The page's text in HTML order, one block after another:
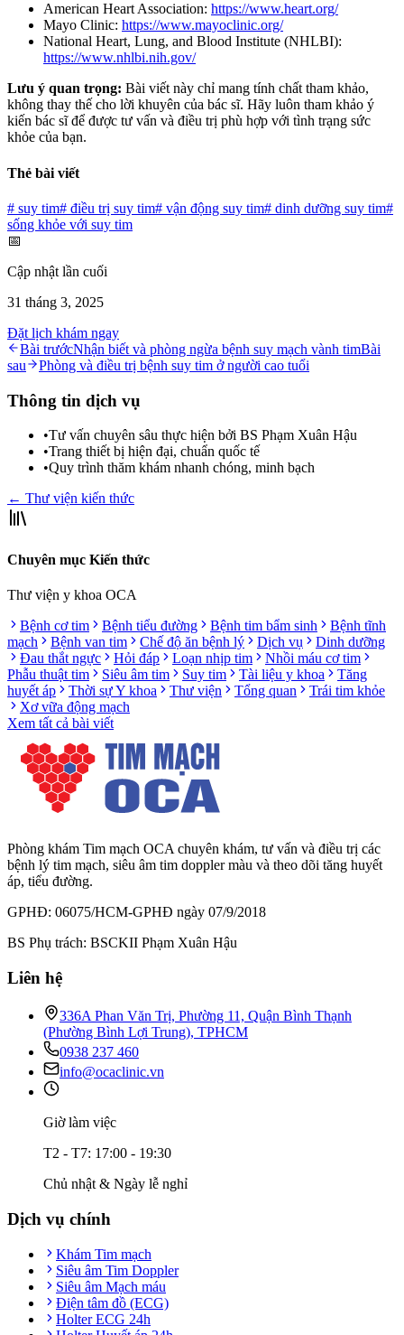
American Heart Association: https://www.heart.org/
Mayo Clinic: https://www.mayoclinic.org/
National Heart, Lung, and Blood Institute (NHLBI):
https://www.nhlbi.nih.gov/
Lưu ý quan trọng: Bài viết này chỉ mang tính chất tham khảo,
không thay thế cho lời khuyên của bác sĩ. Hãy luôn tham khảo ý
kiến bác sĩ để được tư vấn và điều trị phù hợp với tình trạng sức
khỏe của bạn.
Thẻ bài viết
# suy tim# điều trị suy tim# vận động suy tim# dinh dưỡng suy tim#
sống khỏe với suy tim
📅
Cập nhật lần cuối
31 tháng 3, 2025
Đặt lịch khám ngay
Bài trướcNhận biết và phòng ngừa bệnh suy mạch vành timBài
sau
Phòng và điều trị bệnh suy tim ở người cao tuổi
Thông tin dịch vụ
•Tư vấn chuyên sâu thực hiện bởi BS Phạm Xuân Hậu
•Trang thiết bị hiện đại, chuẩn quốc tế
•Quy trình thăm khám nhanh chóng, minh bạch
← Thư viện kiến thức
Chuyên mục Kiến thức
Thư viện y khoa OCA
Bệnh cơ tim
Bệnh tiểu đường Bệnh tim bẩm sinh
Bệnh tĩnh
mạch
Bệnh van tim Chế độ ăn bệnh lý Dịch vụ
Dinh dưỡng
Đau thắt ngực
Hỏi đáp Loạn nhịp tim
Nhồi máu cơ tim
Phẫu thuật tim
Siêu âm tim Suy tim Tài liệu y khoa
Tăng
huyết áp
Thời sự Y khoa Thư viện Tổng quan
Trái tim khỏe
Xơ vữa động mạch
Xem tất cả bài viết
Phòng khám Tim mạch OCA chuyên khám, tư vấn và điều trị các
bệnh lý tim mạch, siêu âm tim doppler màu và theo dõi tăng huyết
áp, tiểu đường.
GPHĐ: 06075/HCM-GPHĐ ngày 07/9/2018
BS Phụ trách: BSCKII Phạm Xuân Hậu
Liên hệ
336A Phan Văn Trị, Phường 11, Quận Bình Thạnh
(Phường Bình Lợi Trung), TPHCM
0938 237 460
info@ocaclinic.vn
Giờ làm việc
T2 - T7: 17:00 - 19:30
Chủ nhật & Ngày lễ nghỉ
Dịch vụ chính
Khám Tim mạch
Siêu âm Tim Doppler
Siêu âm Mạch máu
Điện tâm đồ (ECG)
Holter ECG 24h